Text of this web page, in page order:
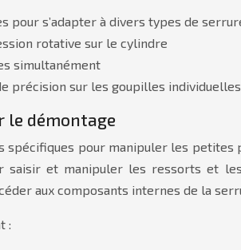
s’adapter à divers types de
rotative sur le cylindre
simultanément
précision sur les goupilles individuelles
le démontage
spécifiques pour manipuler les
saisir et manipuler les ressorts et
aux composants internes de la
: